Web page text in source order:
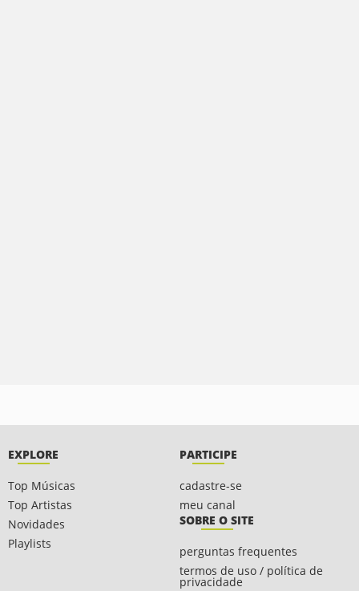
EXPLORE
Top Músicas
Top Artistas
Novidades
Playlists
PARTICIPE
cadastre-se
meu canal
SOBRE O SITE
perguntas frequentes
termos de uso / política de
privacidade